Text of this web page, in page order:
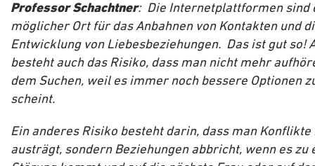
Professor Schachtner: Die Internetplattformen sind
möglicher Ort für das Anbahnen von Kontakten und
Entwicklung von Liebesbeziehungen. Das ist gut so!
besteht auch das Risiko, dass man nicht mehr
dem Suchen, weil es immer noch bessere Optionen
scheint.
Ein anderes Risiko besteht darin, dass man Konflikte
austrägt, sondern Beziehungen abbricht, wenn es zu